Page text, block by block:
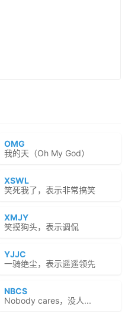
OMG
我的天（Oh My God）
XSWL
笑死我了，表示非常搞笑
XMJY
笑摸狗头，表示调侃
YJJC
一骑绝尘，表示遥遥领先
NBCS
Nobody cares，没人...